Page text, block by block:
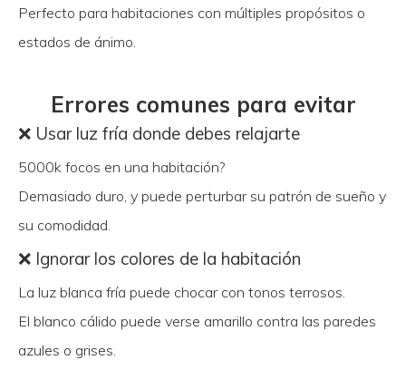
Perfecto para habitaciones con múltiples propósitos o
estados de ánimo.
Errores comunes para evitar
❌ Usar luz fría donde debes relajarte
5000k focos en una habitación?
Demasiado duro, y puede perturbar su patrón de sueño y
su comodidad.
❌ Ignorar los colores de la habitación
La luz blanca fría puede chocar con tonos terrosos.
El blanco cálido puede verse amarillo contra las paredes
azules o grises.